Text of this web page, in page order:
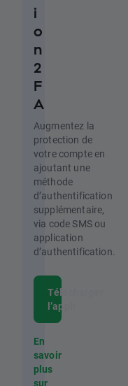
i
o
n
2
F
A
Augmentez la
protection de
votre compte en
ajoutant une
méthode
d’authentification
supplémentaire,
via code SMS ou
application
d’authentification.
Télécharger
l’appli
En
savoir
plus
sur